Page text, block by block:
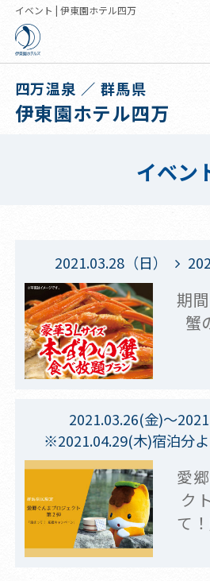
イベント | 伊東園ホテル四万
四万温泉 ／ 群馬県
伊東園ホテル四万
イベン
2021.03.28（日）
期
蟹
2021.03.26(金)～
※2021.04.29(木)宿泊分
愛
ク
て